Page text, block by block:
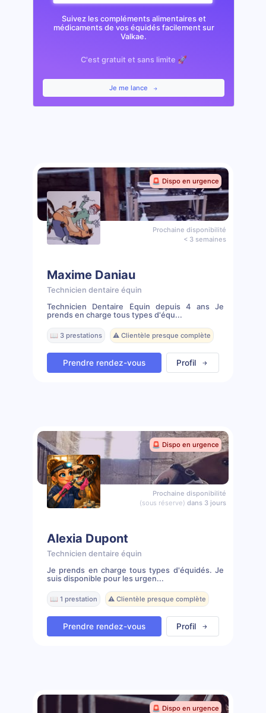
Suivez les compléments alimentaires et
médicaments de vos équidés facilement sur
Valkae.
C'est gratuit et sans limite 🚀
Je me lance
🚨 Dispo en urgence
Prochaine disponibilité
< 3 semaines
Maxime Daniau
Technicien dentaire équin
Technicien Dentaire Équin depuis 4 ans Je
prends en charge tous types d'équ...
📖 3 prestations ⚠️ Clientèle presque complète
Prendre rendez-vous Profil
🚨 Dispo en urgence
Prochaine disponibilité
(sous réserve) dans 3 jours
Alexia Dupont
Technicien dentaire équin
Je prends en charge tous types d'équidés. Je
suis disponible pour les urgen...
📖 1 prestation ⚠️ Clientèle presque complète
Prendre rendez-vous Profil
🚨 Dispo en urgence